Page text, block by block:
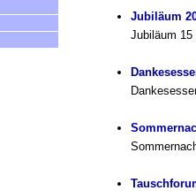
Jubiläum
Jubiläum 15